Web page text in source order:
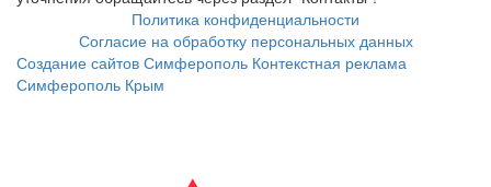
Политика конфиденциальности
Согласие на обработку персональных данных
Создание сайтов Симферополь Контекстная реклама
Симферополь Крым